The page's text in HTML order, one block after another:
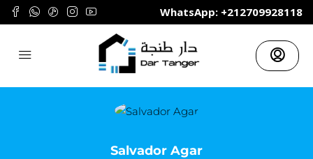
	WhatsApp: +212709928118
Salvador Agar